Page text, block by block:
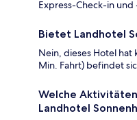
Express-Check-in
Bietet Landhotel
Nein, dieses Hotel hat
Min. Fahrt) befindet
Welche
Landhotel